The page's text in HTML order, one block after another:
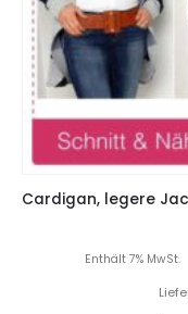
Enthält 7% MwSt.